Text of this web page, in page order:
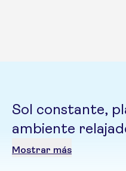
Sol constante,
ambiente
sorprende con
Mostrar más